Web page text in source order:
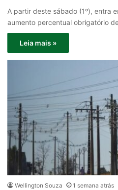
A partir deste sábado (1º), entra
aumento percentual obrigatório
Leia mais »
Wellington Souza 1 semana atrás